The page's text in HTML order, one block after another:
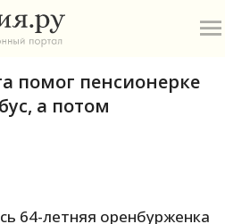
помог пенсионерке
а потом
64-летняя оренбурженка